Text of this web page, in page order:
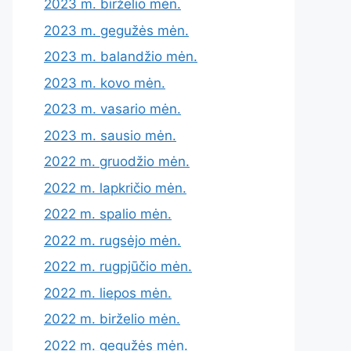
2023 m. birželio mėn.
2023 m. gegužės mėn.
2023 m. balandžio mėn.
2023 m. kovo mėn.
2023 m. vasario mėn.
2023 m. sausio mėn.
2022 m. gruodžio mėn.
2022 m. lapkričio mėn.
2022 m. spalio mėn.
2022 m. rugsėjo mėn.
2022 m. rugpjūčio mėn.
2022 m. liepos mėn.
2022 m. birželio mėn.
2022 m. gegužės mėn.